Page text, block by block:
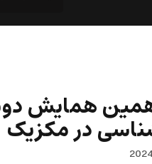
همایش
در مکزیک